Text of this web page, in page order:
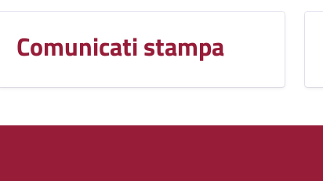
Comunicati stampa